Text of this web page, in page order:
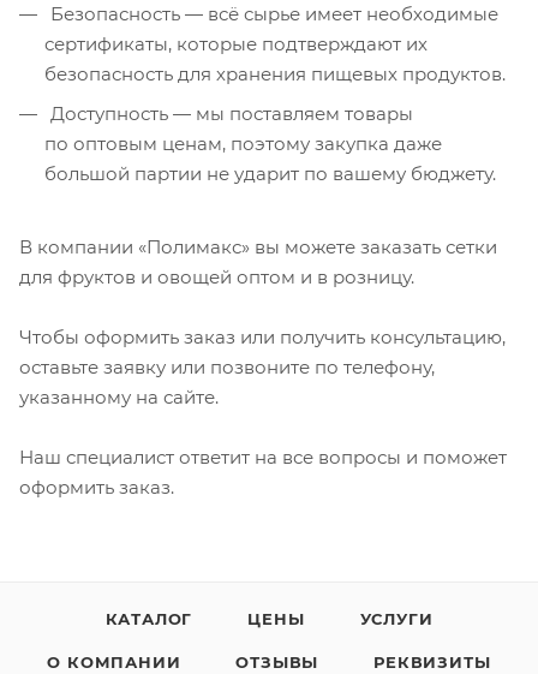
Безопасность — всё сырье имеет необходимые
сертификаты, которые подтверждают их
безопасность для хранения пищевых продуктов.
Доступность — мы поставляем товары
по оптовым ценам, поэтому закупка даже
большой партии не ударит по вашему бюджету.
В компании «Полимакс» вы можете заказать сетки
для фруктов и овощей оптом и в розницу.
Чтобы оформить заказ или получить консультацию,
оставьте заявку или позвоните по телефону,
указанному на сайте.
Наш специалист ответит на все вопросы и поможет
оформить заказ.
КАТАЛОГ ЦЕНЫ УСЛУГИ
О КОМПАНИИ ОТЗЫВЫ РЕКВИЗИТЫ